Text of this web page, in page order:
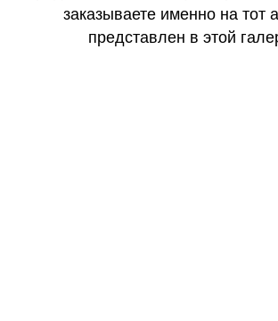
заказываете именно на тот
представлен в этой